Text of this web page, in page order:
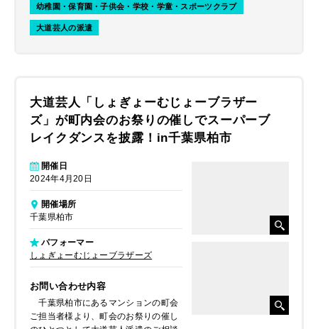
幼稚園・保育園・子供会・学校・学童・スポーツクラブ
大道芸人の派遣
大道芸人「しょぎょーむじょーブラザー
ズ」が町内会のお祭りの催しでスーパーブ
レイクダンスを披露！in千葉県柏市
開催日
2024年4月20日
開催場所
千葉県柏市
パフォーマー
しょぎょーむじょーブラザーズ
お問い合わせ内容
千葉県柏市にあるマンションの町会
ご担当者様より、町会のお祭りの催し